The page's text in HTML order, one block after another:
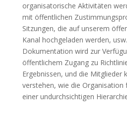
organisatorische Aktivitäten
mit öffentlichen
Sitzungen, die auf unserem
Kanal hochgeladen werden,
Dokumentation wird zur
öffentlichem Zugang zu
Ergebnissen, und die Mitglieder
verstehen, wie die
einer undurchsichtigen